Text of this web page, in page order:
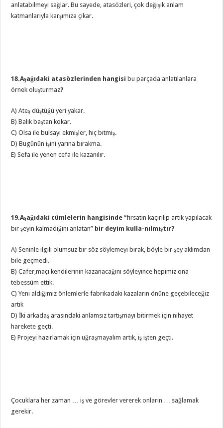
anlatabilmeyi sağlar. Bu sayede, atasözleri, çok değişik anlam
katmanlarıyla karşımıza çıkar.
18.Aşağıdaki atasözlerinden hangisi bu parçada anlatılanlara
örnek oluşturmaz?
A) Ateş düştüğü yeri yakar.
B) Balık baştan kokar.
C) Olsa ile bulsayı ekmişler, hiç bitmiş.
D) Bugünün işini yarına bırakma.
E) Sefa ile yenen cefa ile kazanılır.
19.Aşağıdaki cümlelerin hangisinde “fırsatın kaçırılıp artık yapılacak
bir şeyin kalmadığını anlatan” bir deyim kulla-nılmıştır?
A) Seninle ilgili olumsuz bir söz söylemeyi bırak, böyle bir şey aklımdan
bile geçmedi.
B) Cafer,maçı kendilerinin kazanacağını söyleyince hepimiz ona
tebessüm ettik.
C) Yeni aldığımız önlemlerle fabrikadaki kazaların önüne geçebileceğiz
artık
D) İki arkadaş arasındaki anlamsız tartışmayı bitirmek için nihayet
harekete geçti.
E) Projeyi hazırlamak için uğraşmayalım artık, iş işten geçti.
Çocuklara her zaman … iş ve görevler vererek onların … sağlamak
gerekir.